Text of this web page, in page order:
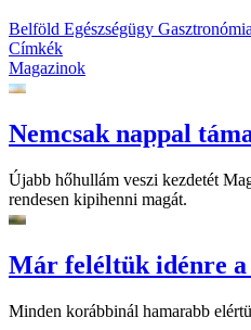
Belföld Egészségügy Gasztronómia
Címkék
Magazinok
Nemcsak nappal
Újabb hőhullám veszi kezdetét
rendesen kipihenni magát.
Már feléltük idénre a
Minden korábbinál hamarabb